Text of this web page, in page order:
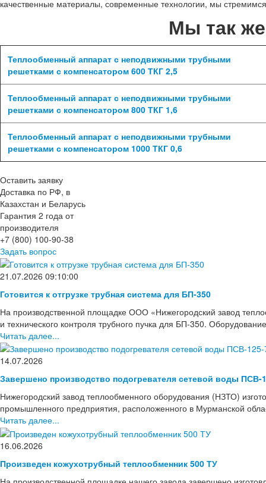
качественные материалы, современные технологии, мы
Мы так
Теплообменный аппарат с неподвижными трубными
решетками с компенсатором 600 ТКГ 2,5
Теплообменный аппарат с неподвижными трубными
решетками с компенсатором 800 ТКГ 1,6
Теплообменный аппарат с неподвижными трубными
решетками с компенсатором 1000 ТКГ 0,6
Оставить заявку
Доставка по РФ, в
Казахстан и Беларусь
Гарантия 2 года от
производителя
+7 (800) 100-90-38
Задать вопрос
21.07.2026 09:10:00
Готовится к отгрузке трубная система для БП-350
На производственной площадке ООО «Нижегородский завод
и технического контроля трубного пучка для БП-350.
Читать далее...
14.07.2026
Завершено производство подогревателя сетевой воды ПСВ-
Нижегородский завод теплообменного оборудования (НЗТО)
промышленного предприятия, расположенного в Мурманской
Читать далее...
16.06.2026
Произведен кожухотрубный теплообменник 500 ТУ